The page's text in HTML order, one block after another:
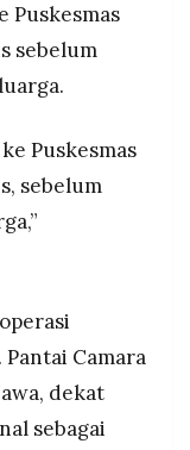
Puskesmas
sebelum
Puskesmas
sebelum
Camara
dekat
sebagai